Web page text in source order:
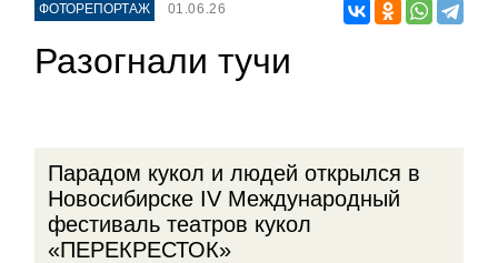
ФОТОРЕПОРТАЖ 01.06.26
Разогнали тучи
Парадом кукол и людей открылся в
Новосибирске IV Международный
фестиваль театров кукол
«ПЕРЕКРЕСТОК»